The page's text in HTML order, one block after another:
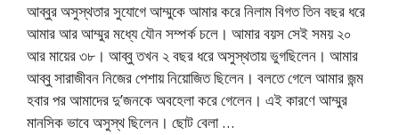
আব্বুর অসুস্থতার সুযোগে আম্মুকে আমার করে নিলাম বিগত তিন বছর ধরে
আমার আর আম্মুর মধ্যে যৌন সম্পর্ক চলে। আমার বয়স সেই সময় ২০
আর মায়ের ৩৮। আব্বু তখন ২ বছর ধরে অসুস্থতায় ভুগছিলেন। আমার
আব্বু সারাজীবন নিজের পেশায় নিয়োজিত ছিলেন। বলতে গেলে আমার জন্ম
হবার পর আমাদের দু’জনকে অবহেলা করে গেলেন। এই কারণে আম্মুর
মানসিক ভাবে অসুস্থ ছিলেন। ছোট বেলা …